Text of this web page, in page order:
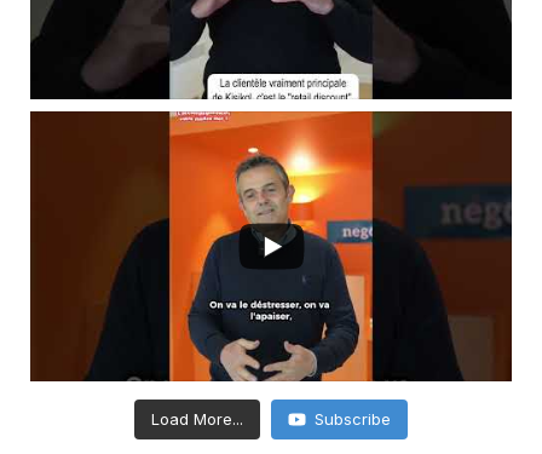
Load More... Subscribe